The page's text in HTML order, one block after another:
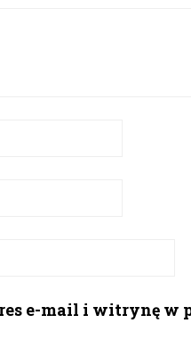
e-mail i witrynę